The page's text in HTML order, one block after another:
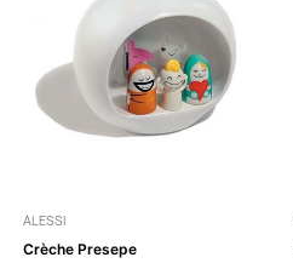
ALESSI
Crèche Presepe